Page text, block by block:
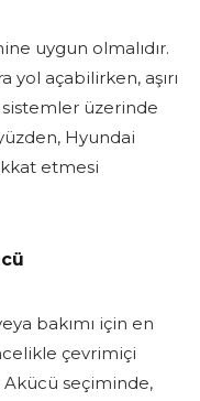
uygun olmalıdır.
yol açabilirken, aşırı
üzerinde
Hyundai
etmesi
bakımı için en
çevrimiçi
seçiminde,